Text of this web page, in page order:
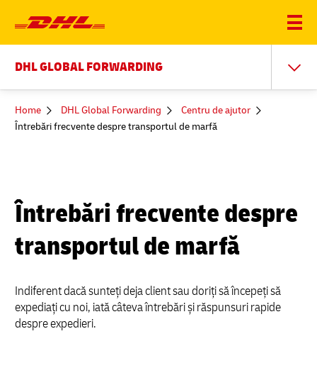
DHL GLOBAL FORWARDING
You
here
Home DHL Global Forwarding
Centru de ajutor
Întrebări frecvente despre transportul de marfă
Întrebări frecvente despre
transportul de marfă
Indiferent dacă sunteți deja client sau doriți să începeți să
expediați cu noi, iată câteva întrebări și răspunsuri rapide
despre expedieri.